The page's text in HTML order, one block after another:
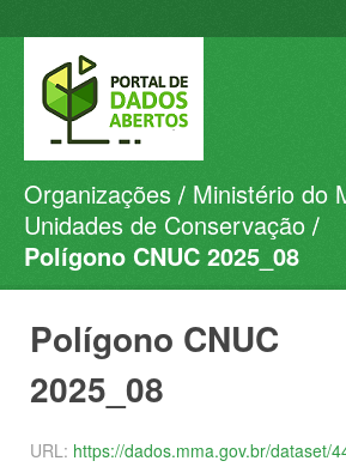
Conjuntos de dados
Organizações
Grupos
Organizações
Ministério do
Unidades de Conservação
Polígono CNUC 2025_08
Polígono CNUC
2025_08
URL: https://dados.mma.gov.br/dataset/44b6dc8a-dc82-4a84-8d95-1b0da7c85dac/resource/6ba9a557-87e8-